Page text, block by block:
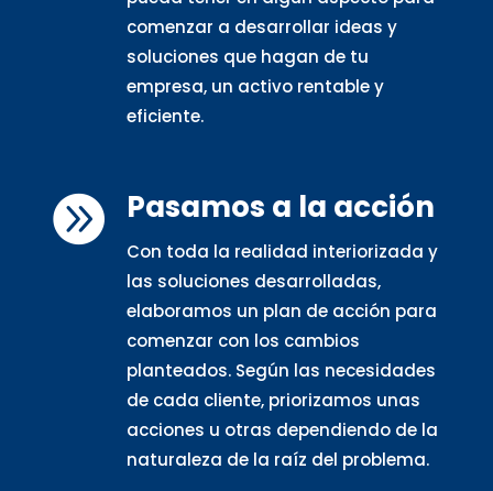
comenzar a desarrollar ideas y
soluciones que hagan de tu
empresa, un activo rentable y
eficiente.
 Pasamos a la acción
Con toda la realidad interiorizada y
las soluciones desarrolladas,
elaboramos un plan de acción para
comenzar con los cambios
planteados. Según las necesidades
de cada cliente, priorizamos unas
acciones u otras dependiendo de la
naturaleza de la raíz del problema.